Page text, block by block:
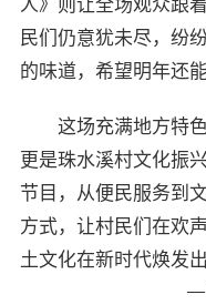
人》则让全场观众跟
民们仍意犹未尽，纷
的味道，希望明年还
这场充满地方特
更是珠水溪村文化振
节目，从便民服务到
方式，让村民们在欢
土文化在新时代焕发
—